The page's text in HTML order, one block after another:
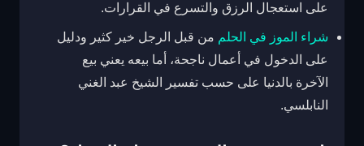
على استعجال الرزق والتسرع في القرارات.
شراء الموز في الحلم من قبل الرجل خير كثير ودليل
على الدخول في أعمال ناجحة، أما بيعه يعني بيع
الآخرة بالدنيا على حسب تفسير الشيخ عبد الغني
النابلسي.